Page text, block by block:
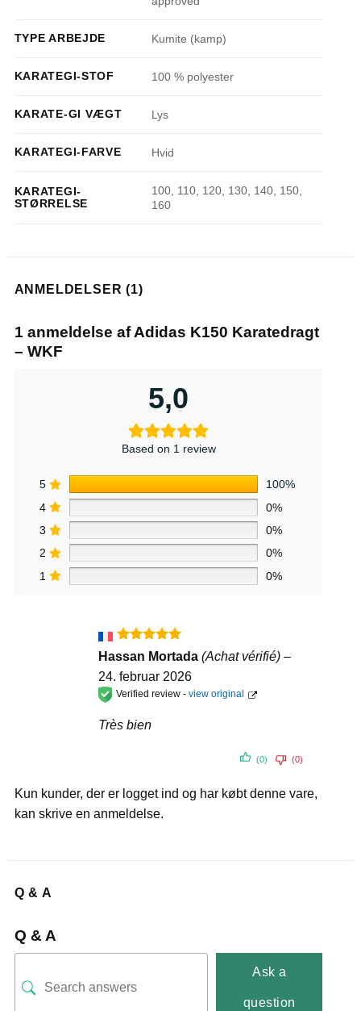
TYPE ARBEJDE Kumite (kamp)
KARATEGI-STOF 100 % polyester
KARATE-GI VÆGT Lys
KARATEGI-FARVE Hvid
KARATEGI-
STØRRELSE
100, 110, 120, 130, 140, 150,
160
ANMELDELSER (1)
1 anmeldelse afAdidas K150 Karatedragt
– WKF
5,0
Based on 1 review
5
100%
4
0%
3
0%
2
0%
1
0%
Vurderet5
Hassan Mortada(Achat vérifié) –
24. februar 2026
Verified review -view original
Très bien
(0) (0)
Kun kunder, der er logget ind og har købt denne vare,
kan skrive en anmeldelse.
Q & A
Q & A
Ask a
question